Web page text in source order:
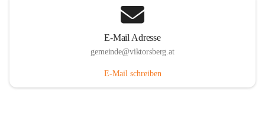
E-Mail Adresse
gemeinde@viktorsberg.at
E-Mail schreiben